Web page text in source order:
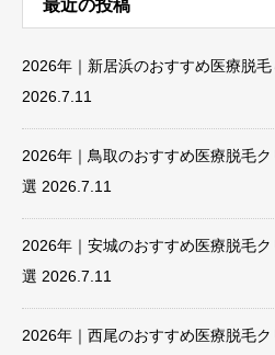
最近の投稿
2026年｜新居浜のおすすめ医療脱
2026.7.11
2026年｜鳥取のおすすめ医療脱毛
選 2026.7.11
2026年｜安城のおすすめ医療脱毛
選 2026.7.11
2026年｜西尾のおすすめ医療脱毛